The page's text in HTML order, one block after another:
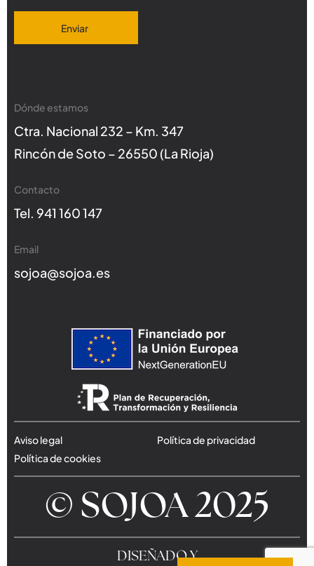
Enviar
Dónde estamos
Ctra. Nacional 232 – Km. 347
Rincón de Soto – 26550 (La Rioja)
Contacto
Tel. 941 160 147
Email
sojoa@sojoa.es
© SOJOA 2025
Aviso legal
Política de privacidad
Política de cookies
DISEÑADO Y